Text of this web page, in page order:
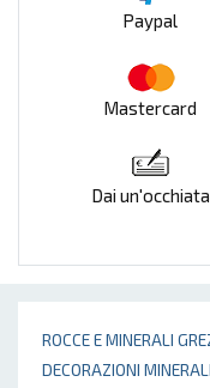
ROCCE E MINERALI
DECORAZIONI MINERALI
Paypal
Mastercard
Dai un'occhiata